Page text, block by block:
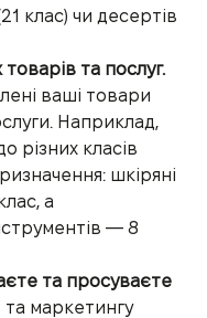
клас) чи десертів
та послуг.
ваші товари
Наприклад,
різних класів
шкіряні
а
— 8
та просуваєте
та маркетингу